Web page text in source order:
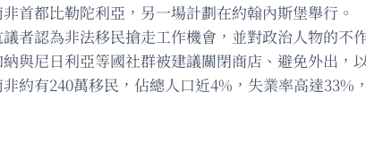
非首都比勒陀利亞，另一場計劃在約翰內斯堡舉行。
議者認為非法移民搶走工作機會，並對政治人物的不
納與尼日利亞等國社群被建議關閉商店、避免外出，
非約有240萬移民，佔總人口近4%，失業率高達33%